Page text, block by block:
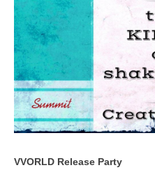
VVORLD Release Party